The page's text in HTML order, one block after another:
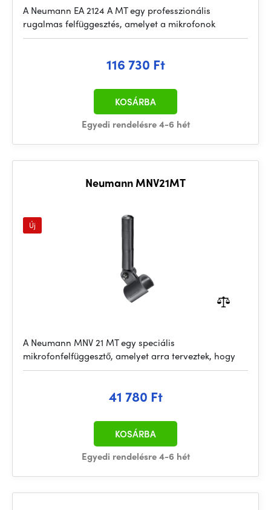
A Neumann EA 2124 A MT egy professzionális
rugalmas felfüggesztés, amelyet a mikrofonok
116 730 Ft
Egyedi rendelésre 4-6 hét
KOSÁRBA
Neumann MNV21MT
Új
A Neumann MNV 21 MT egy speciális
mikrofonfelfüggesztő, amelyet arra terveztek, hogy
41 780 Ft
Egyedi rendelésre 4-6 hét
KOSÁRBA